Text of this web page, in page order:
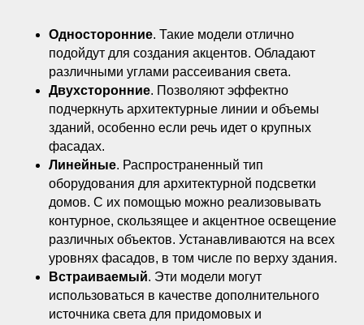
Односторонние. Такие модели отлично
подойдут для создания акцентов. Обладают
различными углами рассеивания света.
Двухсторонние. Позволяют эффектно
подчеркнуть архитектурные линии и объемы
зданий, особенно если речь идет о крупных
фасадах.
Линейные. Распространенный тип
оборудования для архитектурной подсветки
домов. С их помощью можно реализовывать
контурное, скользящее и акцентное освещение
различных объектов. Устанавливаются на всех
уровнях фасадов, в том числе по верху здания.
Встраиваемый. Эти модели могут
использоваться в качестве дополнительного
источника света для придомовых и